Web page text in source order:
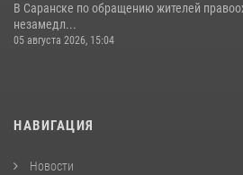
В Саранске по обращению жителей
незамедл...
05 августа 2026, 15:04
НАВИГАЦИЯ
Новости